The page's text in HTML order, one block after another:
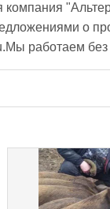
компания
о
работаем без